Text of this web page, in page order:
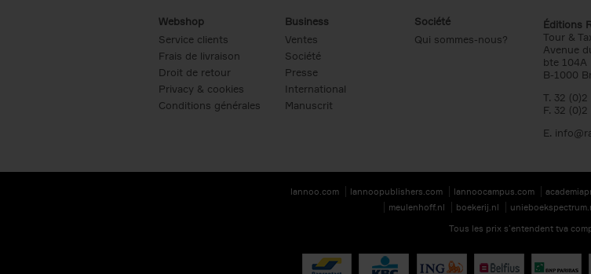
Webshop
Service clients
Frais de livraison
Droit de retour
Privacy & cookies
Conditions générales
Business
Ventes
Société
Presse
International
Manuscrit
Société
Qui sommes-nous?
Éditions
Tour &
Avenue
bte 104A
B-1000
T. 32
F. 32
E.
lannoo.com lannoopublishers.com lannoocampus.com
meulenhoff.nl
boekerij.nl
Tous les prix s’entendent tva